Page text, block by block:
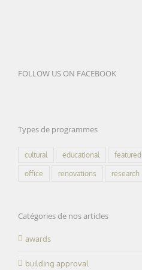
FOLLOW US ON FACEBOOK
Types de programmes
cultural educational featured
office renovations research
Catégories de nos articles
awards
building approval